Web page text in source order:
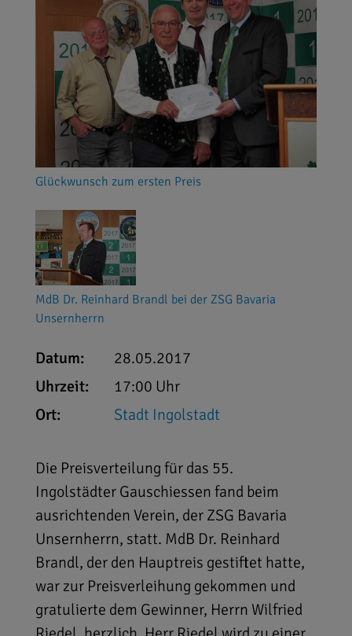
Glückwunsch zum ersten Preis
MdB Dr. Reinhard Brandl bei der ZSG Bavaria
Unsernherrn
Datum:
28.05.2017
Uhrzeit:
17:00 Uhr
Ort:
Stadt Ingolstadt
Die Preisverteilung für das 55.
Ingolstädter Gauschiessen fand beim
ausrichtenden Verein, der ZSG Bavaria
Unsernherrn, statt. MdB Dr. Reinhard
Brandl, der den Hauptreis gestiftet hatte,
war zur Preisverleihung gekommen und
gratulierte dem Gewinner, Herrn Wilfried